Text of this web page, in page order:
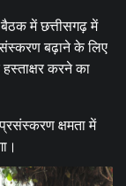
में छत्तीसगढ़ में
बढ़ाने के लिए
हस्ताक्षर करने का
क्षमता में